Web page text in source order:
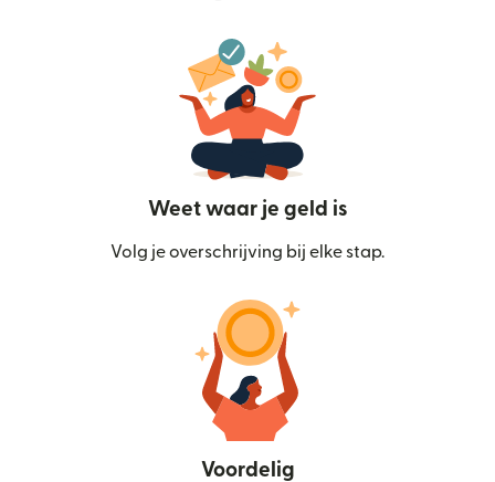
Weet waar je geld is
Volg je overschrijving bij elke stap.
Voordelig